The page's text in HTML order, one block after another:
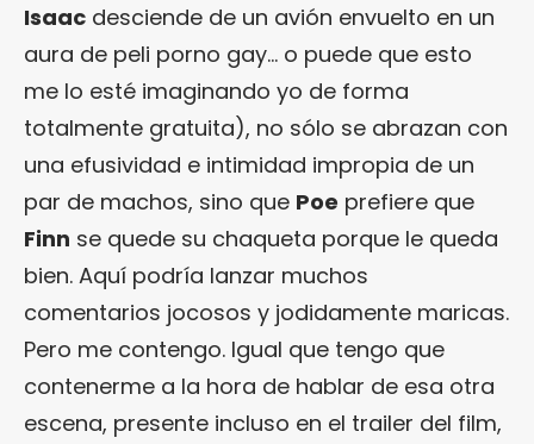
Isaac desciende de un avión envuelto en un
aura de peli porno gay… o puede que esto
me lo esté imaginando yo de forma
totalmente gratuita), no sólo se abrazan con
una efusividad e intimidad impropia de un
par de machos, sino que Poe prefiere que
Finn se quede su chaqueta porque le queda
bien. Aquí podría lanzar muchos
comentarios jocosos y jodidamente maricas.
Pero me contengo. Igual que tengo que
contenerme a la hora de hablar de esa otra
escena, presente incluso en el trailer del film,